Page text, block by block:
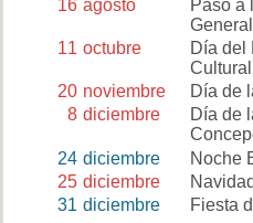
16 agosto
Paso a
11 octubre
Día del
Cultural
20 noviembre
Día de
8 diciembre
Día de
24 diciembre
Noche
25 diciembre
Navidad
31 diciembre Fiesta